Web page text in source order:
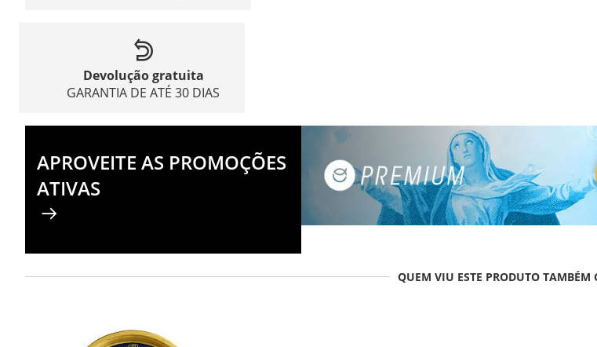
Devolução gratuita
GARANTIA DE ATÉ 30 DIAS
APROVEITE AS PROMOÇÕES
ATIVAS
QUEM VIU ESTE PRODUTO TAMBÉM